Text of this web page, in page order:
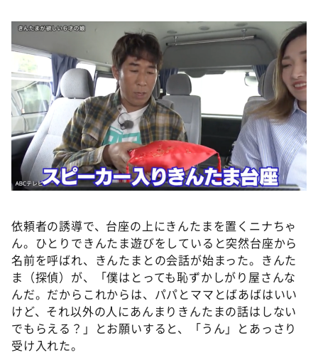
依頼者の誘導で、台座の上にきんたまを置くニナちゃ
ん。ひとりできんたま遊びをしていると突然台座から
名前を呼ばれ、きんたまとの会話が始まった。きんた
ま（探偵）が、「僕はとっても恥ずかしがり屋さんな
んだ。だからこれからは、パパとママとばあばはいい
けど、それ以外の人にあんまりきんたまの話はしない
でもらえる？」とお願いすると、「うん」とあっさり
受け入れた。